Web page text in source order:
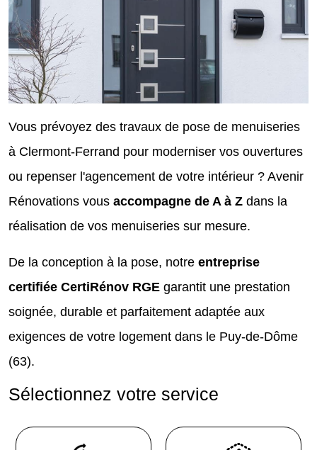
Vous prévoyez des travaux de pose de menuiseries
à Clermont-Ferrand pour moderniser vos ouvertures
ou repenser l'agencement de votre intérieur ? Avenir
Rénovations vous accompagne de A à Z dans la
réalisation de vos menuiseries sur mesure.
De la conception à la pose, notre entreprise
certifiée CertiRénov RGE garantit une prestation
soignée, durable et parfaitement adaptée aux
exigences de votre logement dans le Puy-de-Dôme
(63).
Sélectionnez votre service